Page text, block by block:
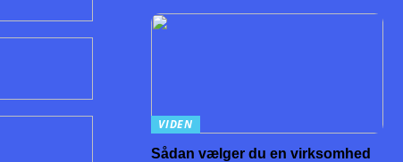
VIDEN
Sådan vælger du en virksomhed